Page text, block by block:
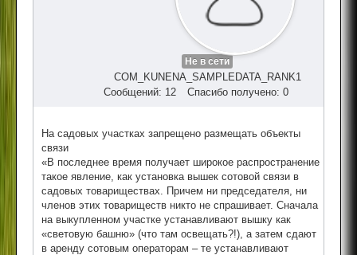
Не в сети
COM_KUNENA_SAMPLEDATA_RANK1
Сообщений: 12
Спасибо получено: 0
На садовых участках запрещено размещать объекты
связи
«В последнее время получает широкое распространение
такое явление, как установка вышек сотовой связи в
садовых товариществах. Причем ни председателя, ни
членов этих товариществ никто не спрашивает. Сначала
на выкупленном участке устанавливают вышку как
«световую башню» (что там освещать?!), а затем сдают
в аренду сотовым операторам – те устанавливают